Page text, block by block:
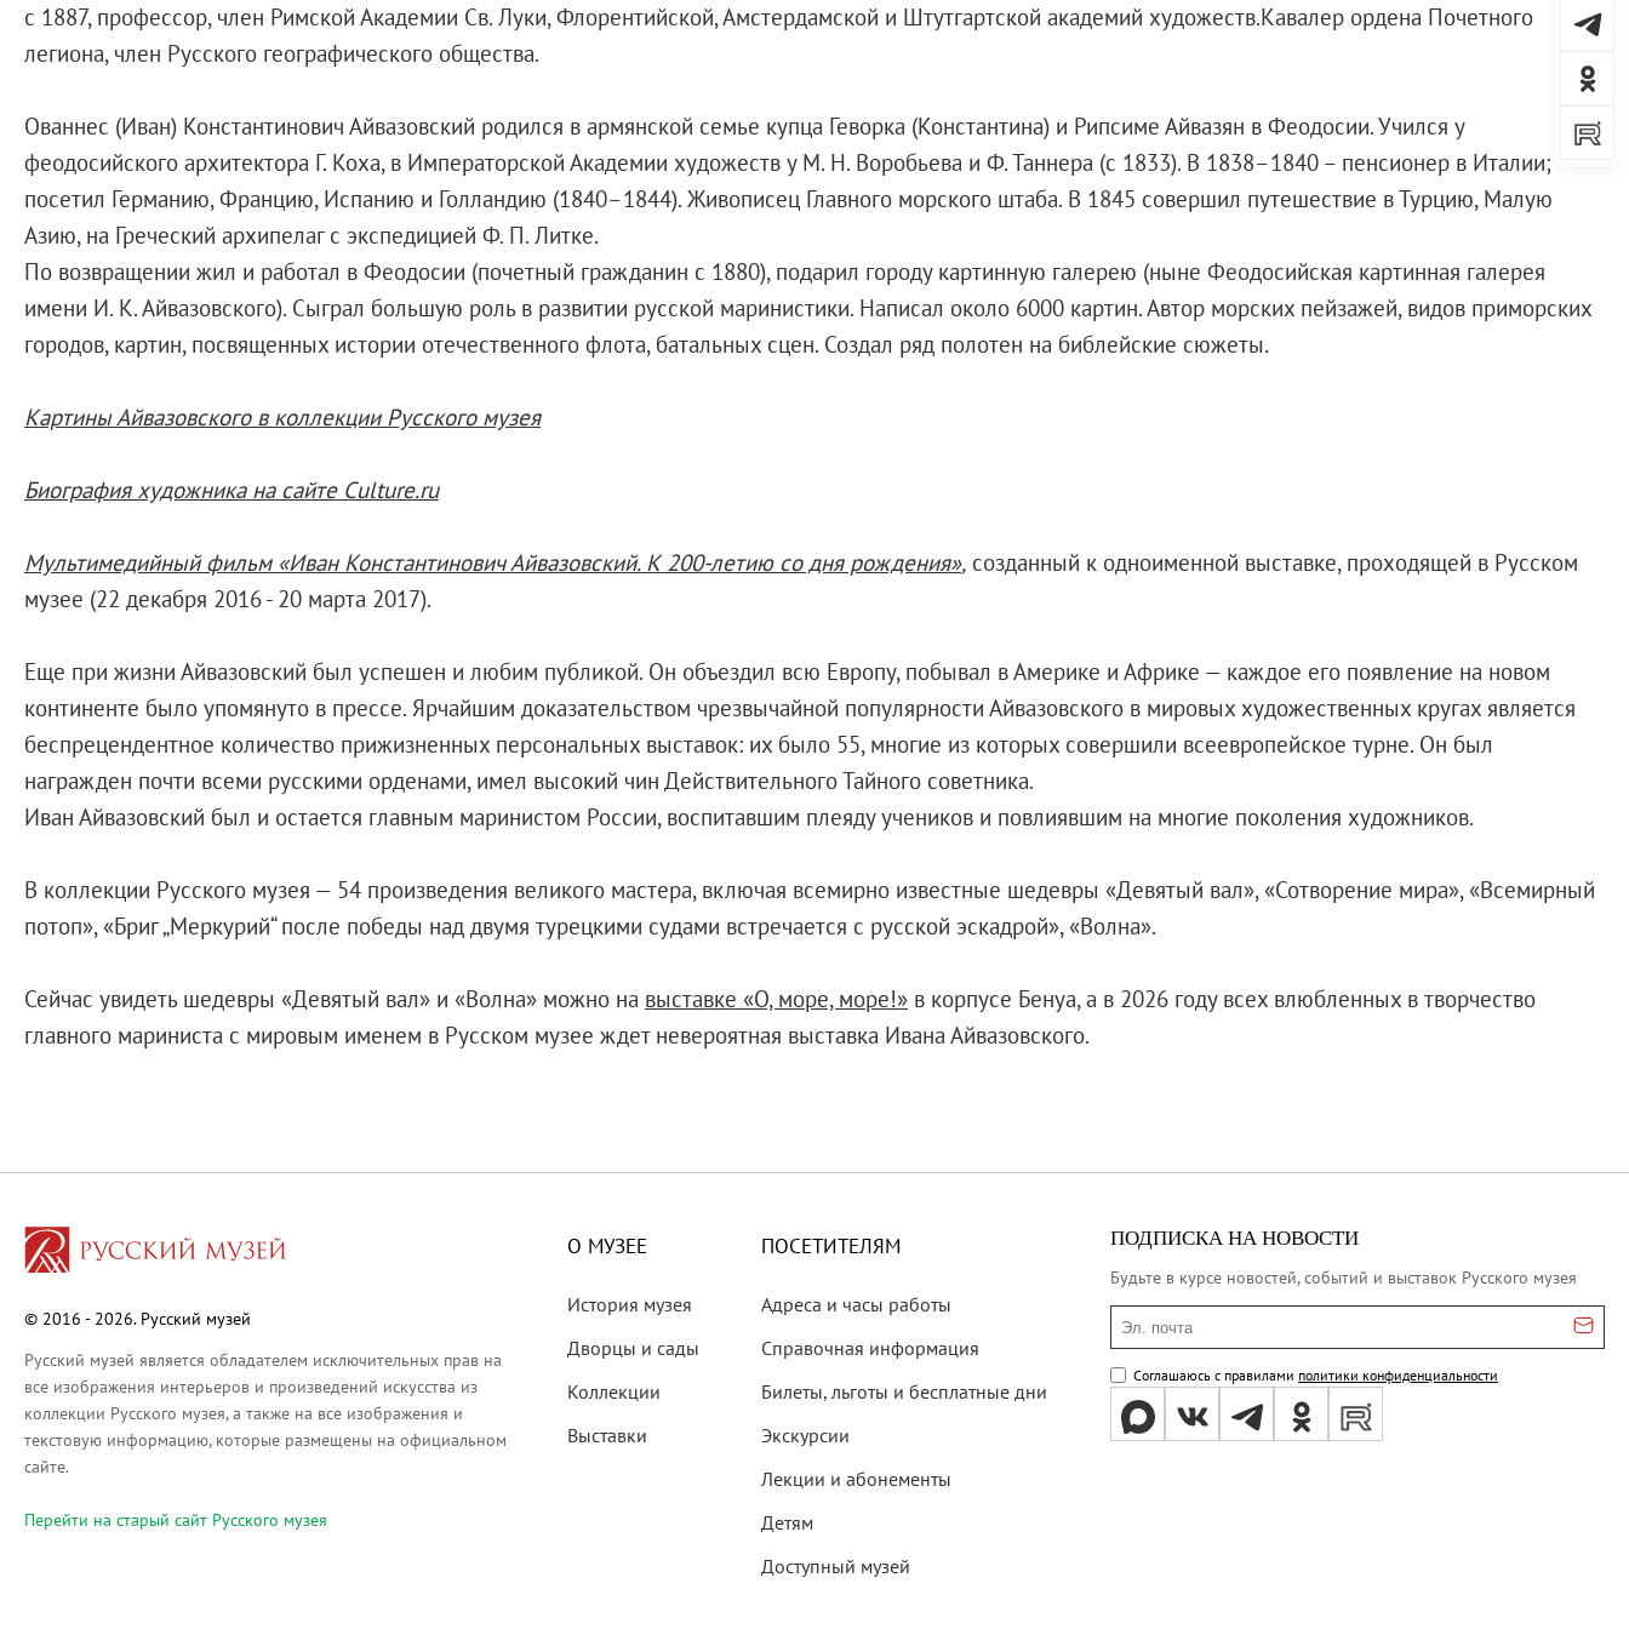
Русское искусство второй половины XIX века
Русское народное искусство XVII-XXI веков
Будущие выставки
Выездные выставки
Садко
Михаил Нестеров
Архив выставок
Степан Эрьзя – скульптор мира. К 150-летию со дня рождения
Эпоха Императора Александра III и её наследие
Архип Куинджи. Иллюзия света
Фёдор Васильев. К 175-летию со дня рождения
Посетителям
Справочная информация
Адреса и часы работы
О билетах, льготах и услугах
Правила покупки и возврата билетов
Правила посещения музея
Высказать мнение / Сообщить о проблеме
Экскурсии
Лекции и абонементы
Лекции
Абонементы
Доступный музей
Программы и мероприятия
Социально-культурные проекты
Для СМИ
Генеральный директор
Дворцы и сады
Корпус Бенуа
Михайловский (Инженерный) замок
Мраморный дворец
Строгановский дворец
Домик Петра I
Летний сад
с 1887, профессор, член Римской Академии Св. Луки, Флорентийской, Амстердамской и Штутгартской академий художеств.Кавалер ордена Почетного
легиона, член Русского географического общества.
Ованнес (Иван) Константинович Айвазовский родился в армянской семье купца Геворка (Константина) и Рипсиме Айвазян в Феодосии. Учился у
феодосийского архитектора Г. Коха, в Императорской Академии художеств у М. Н. Воробьева и Ф. Таннера (с 1833). В 1838–1840 – пенсионер в Италии;
посетил Германию, Францию, Испанию и Голландию (1840–1844). Живописец Главного морского штаба. В 1845 совершил путешествие в Турцию, Малую
Азию, на Греческий архипелаг с экспедицией Ф. П. Литке.
По возвращении жил и работал в Феодосии (почетный гражданин с 1880), подарил городу картинную галерею (ныне Феодосийская картинная галерея
имени И. К. Айвазовского). Сыграл большую роль в развитии русской маринистики. Написал около 6000 картин. Автор морских пейзажей, видов приморских
городов, картин, посвященных истории отечественного флота, батальных сцен. Создал ряд полотен на библейские сюжеты.
Картины Айвазовского в коллекции Русского музея
Биография художника на сайте Culture.ru
Мультимедийный фильм «Иван Константинович Айвазовский. К 200-летию со дня рождения», созданный к одноименной выставке, проходящей в Русском
музее (22 декабря 2016 - 20 марта 2017).
Еще при жизни Айвазовский был успешен и любим публикой. Он объездил всю Европу, побывал в Америке и Африке — каждое его появление на новом
континенте было упомянуто в прессе. Ярчайшим доказательством чрезвычайной популярности Айвазовского в мировых художественных кругах является
беспрецендентное количество прижизненных персональных выставок: их было 55, многие из которых совершили всеевропейское турне. Он был
награжден почти всеми русскими орденами, имел высокий чин Действительного Тайного советника.
Иван Айвазовский был и остается главным маринистом России, воспитавшим плеяду учеников и повлиявшим на многие поколения художников.
В коллекции Русского музея — 54 произведения великого мастера, включая всемирно известные шедевры «Девятый вал», «Сотворение мира», «Всемирный
потоп», «Бриг „Меркурий“ после победы над двумя турецкими судами встречается с русской эскадрой», «Волна».
Сейчас увидеть шедевры «Девятый вал» и «Волна» можно на выставке «О, море, море!» в корпусе Бенуа, а в 2026 году всех влюбленных в творчество
главного мариниста с мировым именем в Русском музее ждет невероятная выставка Ивана Айвазовского.
© 2016 - 2026. Русский музей
Русский музей является обладателем исключительных прав на
все изображения интерьеров и произведений искусства из
коллекции Русского музея, а также на все изображения и
текстовую информацию, которые размещены на официальном
сайте.
Перейти на cтарый сайт Русского музея
О МУЗЕЕ
История музея
Дворцы и сады
Коллекции
Выставки
ПОСЕТИТЕЛЯМ
Адреса и часы работы
Справочная информация
Билеты, льготы и бесплатные дни
Экскурсии
Лекции и абонементы
Детям
Доступный музей
ПОДПИСКА НА НОВОСТИ
Будьте в курсе новостей, событий и выставок Русского музея
Эл. почта
Соглашаюсь с правилами политики конфиденциальности